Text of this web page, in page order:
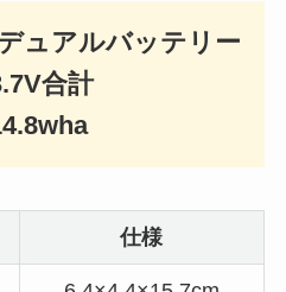
ュアルバッテリー
合計
仕様